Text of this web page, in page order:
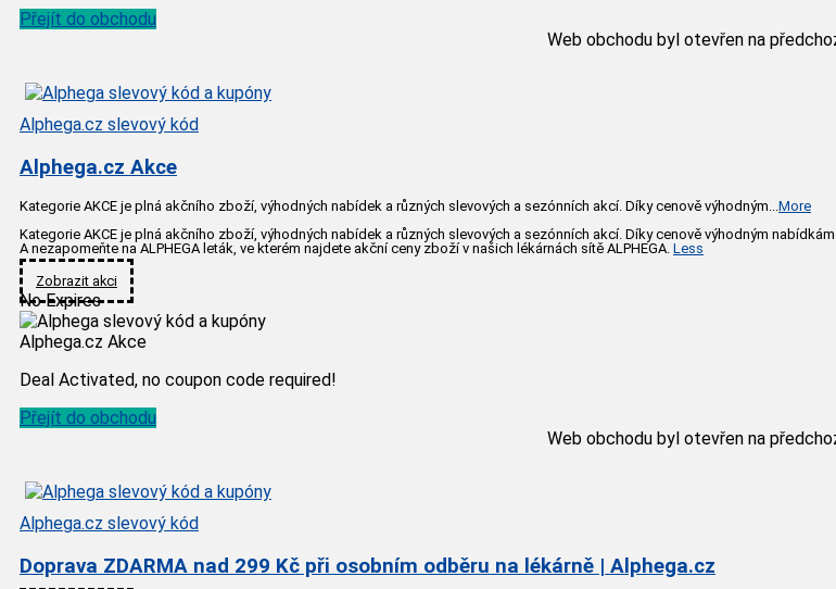
Přejít do obchodu
Web obchodu byl otevřen na
Alphega.cz slevový kód
Alphega.cz Akce
Kategorie AKCE je plná akčního zboží, výhodných nabídek a různých slevových a sezónních akcí. Díky cenově výhodným...More
Kategorie AKCE je plná akčního zboží, výhodných nabídek a různých slevových a sezónních akcí. Díky cenově výhodným
A nezapomeňte na ALPHEGA leták, ve kterém najdete akční ceny zboží v našich lékárnách sítě ALPHEGA. Less
Zobrazit akci
No Expires
Alphega.cz Akce
Deal Activated, no coupon code required!
Přejít do obchodu
Web obchodu byl otevřen na
Alphega.cz slevový kód
Doprava ZDARMA nad 299 Kč při osobním odběru na lékárně | Alphega.cz